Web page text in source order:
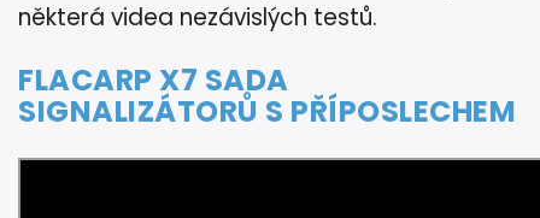
některá videa nezávislých testů.
FLACARP X7 SADA
SIGNALIZÁTORŮ S PŘÍPOSLECHEM